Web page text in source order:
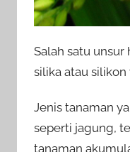
Salah satu
silika atau
Jenis tanaman
seperti jagung,
tanaman